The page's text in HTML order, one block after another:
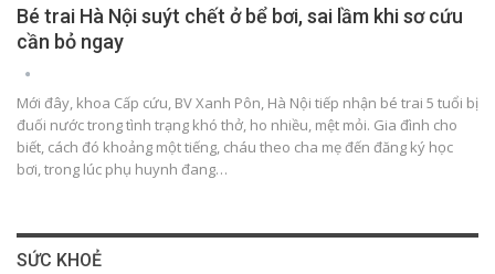
Bé trai Hà Nội suýt chết ở bể bơi, sai lầm khi sơ cứu
cần bỏ ngay
Mới đây, khoa Cấp cứu, BV Xanh Pôn, Hà Nội tiếp nhận bé trai 5 tuổi bị
đuối nước trong tình trạng khó thở, ho nhiều, mệt mỏi. Gia đình cho
biết, cách đó khoảng một tiếng, cháu theo cha mẹ đến đăng ký học
bơi, trong lúc phụ huynh đang…
SỨC KHOẺ